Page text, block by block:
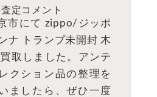
定コメント
市にて zippo/ジッポ
ナ トランプ未開封 木
取しました。アンテ
クション品の整理を
ましたら、ぜひ一度